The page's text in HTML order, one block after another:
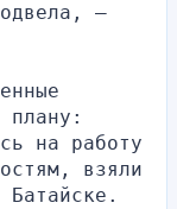
—
плану:
на работу
взяли